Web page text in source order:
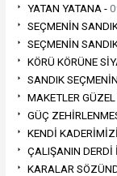
YATAN YATANA -
SEÇMENİN
SEÇMENİN
KÖRÜ KÖRÜNE
SANDIK
MAKETLER
GÜÇ
KENDİ
ÇALIŞANIN DERDİ
KARALAR